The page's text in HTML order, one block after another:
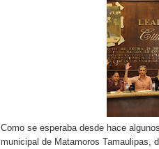
Como se esperaba desde hace
municipal de Matamoros Tamaulipas,